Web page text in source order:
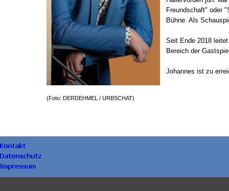
Freundschaft" oder
Bühne. Als
Seit Ende 2018
Bereich der
Johannes ist zu
(Foto: DERDEHMEL / URBSCHAT)